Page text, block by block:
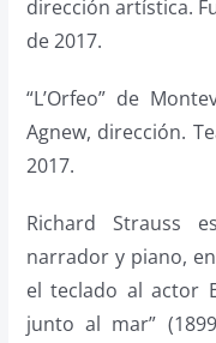
dirección artística.
de 2017.
“L’Orfeo” de
Agnew, dirección.
2017.
Richard Strauss
narrador y piano,
el teclado al actor
junto al mar”